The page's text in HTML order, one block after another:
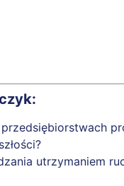
utrzymaniem